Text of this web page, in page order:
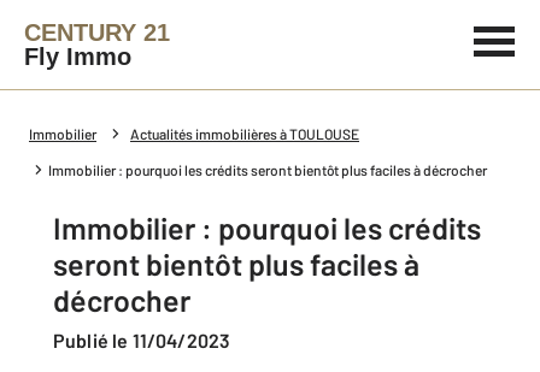
CENTURY 21
Fly Immo
Immobilier Actualités immobilières à TOULOUSE
Immobilier : pourquoi les crédits seront bientôt plus faciles à décrocher
Immobilier : pourquoi les crédits
seront bientôt plus faciles à
décrocher
Publié le 11/04/2023